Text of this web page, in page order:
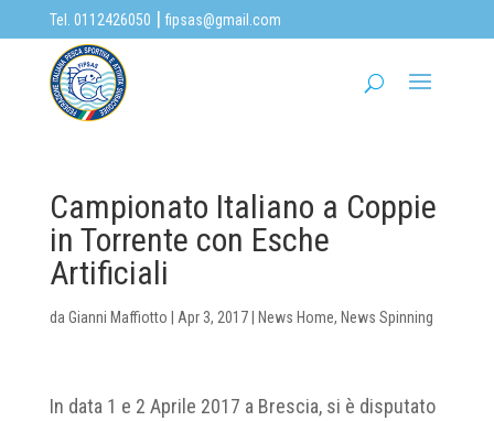
Tel. 0112426050 | fipsas@gmail.com
Campionato Italiano a Coppie
in Torrente con Esche
Artificiali
da Gianni Maffiotto Apr 3, 2017| News Home, News Spinning
In data 1 e 2 Aprile 2017 a Brescia, si è disputato